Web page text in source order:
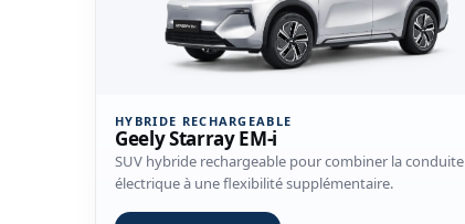
HYBRIDE RECHARGEABLE
Geely Starray EM-i
SUV hybride rechargeable pour combiner la conduite
électrique à une flexibilité supplémentaire.